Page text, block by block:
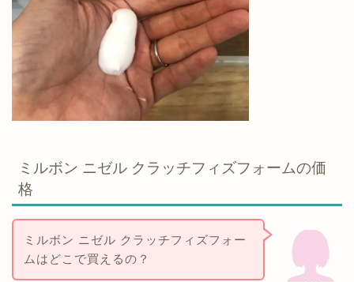
ミルボン ニゼル クラッチフィズフォームの価
格
ミルボン ニゼル クラッチフィズフォー
ムはどこで買えるの？